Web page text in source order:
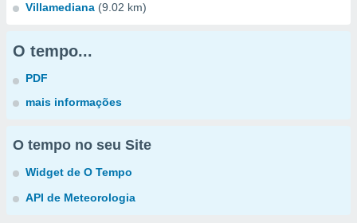
Villamediana (9.02 km)
O tempo...
PDF
mais informações
O tempo no seu Site
Widget de O Tempo
API de Meteorologia